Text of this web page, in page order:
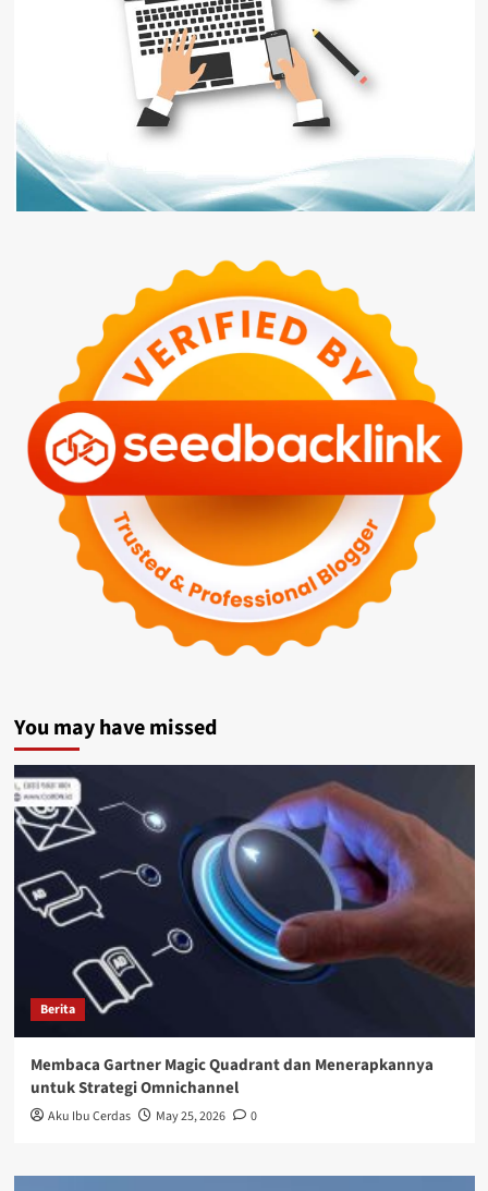
You may have missed
Berita
Membaca Gartner Magic Quadrant dan Menerapkannya
untuk Strategi Omnichannel
Aku Ibu Cerdas May 25, 2026 0